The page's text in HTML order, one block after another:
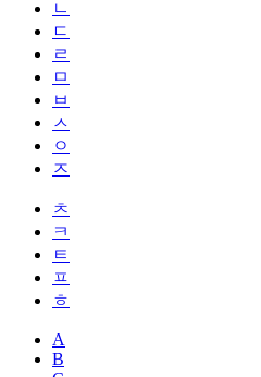
ㄴ
ㄷ
ㄹ
ㅁ
ㅂ
ㅅ
ㅇ
ㅈ
ㅊ
ㅋ
ㅌ
ㅍ
ㅎ
A
B